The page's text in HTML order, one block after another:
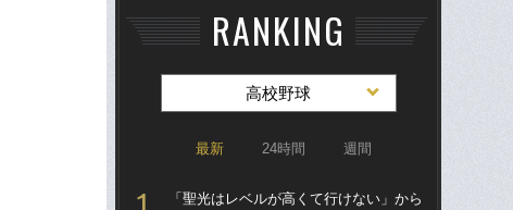
RANKING
高校野球
最新 24時間 週間
「聖光はレベルが高くて行けない」から